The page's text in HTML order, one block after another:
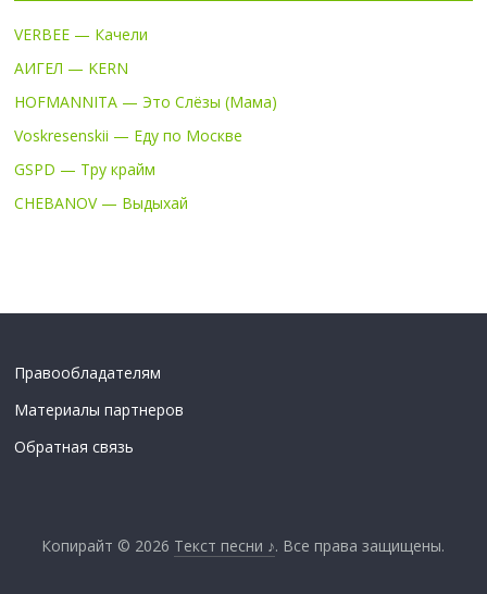
VERBEE — Качели
АИГЕЛ — KERN
HOFMANNITA — Это Слёзы (Мама)
Voskresenskii — Еду по Москве
GSPD — Тру крайм
CHEBANOV — Выдыхай
Правообладателям
Материалы партнеров
Обратная связь
Копирайт © 2026 Текст песни ♪. Все права защищены.